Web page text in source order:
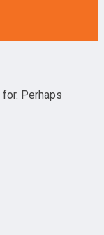
for. Perhaps